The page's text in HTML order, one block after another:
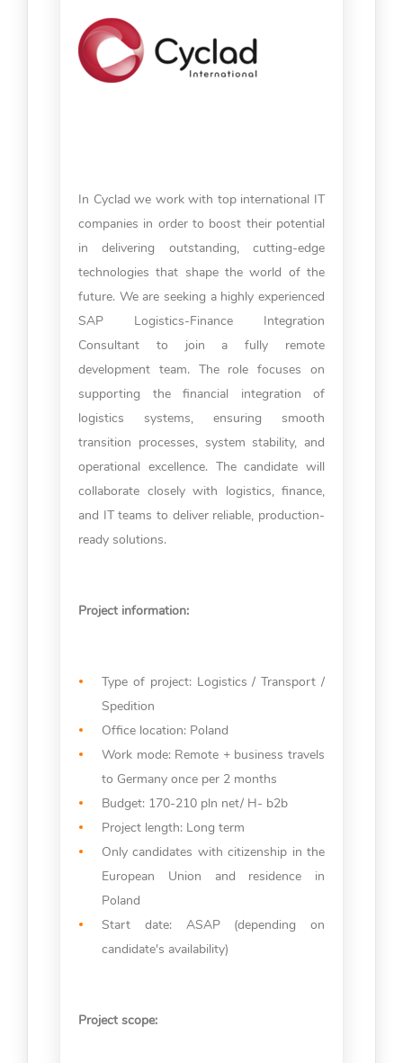
In Cyclad we work with top international IT
companies in order to boost their potential
in delivering outstanding, cutting-edge
technologies that shape the world of the
future. We are seeking a highly experienced
SAP Logistics-Finance Integration
Consultant to join a fully remote
development team. The role focuses on
supporting the financial integration of
logistics systems, ensuring smooth
transition processes, system stability, and
operational excellence. The candidate will
collaborate closely with logistics, finance,
and IT teams to deliver reliable, production-
ready solutions.
Project information:
Type of project: Logistics / Transport /
Spedition
Office location: Poland
Work mode: Remote + business travels
to Germany once per 2 months
Budget: 170-210 pln net/ H- b2b
Project length: Long term
Only candidates with citizenship in the
European Union and residence in
Poland
Start date: ASAP (depending on
candidate's availability)
Project scope: